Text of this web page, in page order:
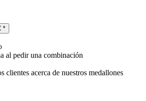
*
al pedir una combinación
clientes acerca de nuestros medallones